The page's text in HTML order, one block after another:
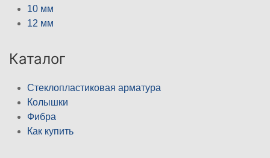
10 мм
12 мм
Каталог
Стеклопластиковая арматура
Колышки
Фибра
Как купить